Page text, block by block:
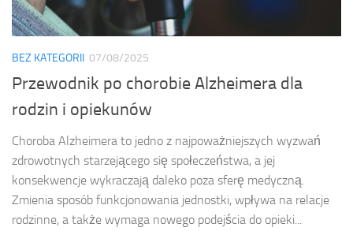
BEZ KATEGORII 07/08/2025
Przewodnik po chorobie Alzheimera dla
rodzin i opiekunów
Choroba Alzheimera to jedno z najpoważniejszych wyzwań
zdrowotnych starzejącego się społeczeństwa, a jej
konsekwencje wykraczają daleko poza sferę medyczną.
Zmienia sposób funkcjonowania jednostki, wpływa na relacje
rodzinne, a także wymaga nowego podejścia do opieki...